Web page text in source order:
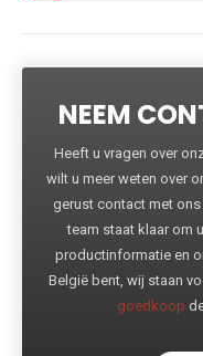
NEEM
Heeft u vragen over
wilt u meer weten over
gerust contact met
team staat klaar om
productinformatie en
België bent, wij staan
goedkoop